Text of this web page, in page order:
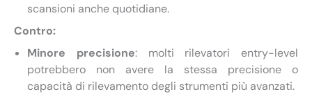
scansioni anche quotidiane.
Contro:
Minore precisione: molti rilevatori entry-level
potrebbero non avere la stessa precisione o
capacità di rilevamento degli strumenti più avanzati.